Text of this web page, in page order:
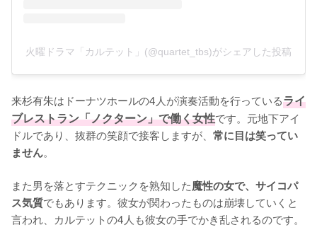
火曜ドラマ「カルテット」(@quartet_tbs)がシェアした投稿
来杉有朱はドーナツホールの4人が演奏活動を行っているライ
ブレストラン「ノクターン」で働く女性です。元地下アイ
ドルであり、抜群の笑顔で接客しますが、 常に目は笑ってい
ません。
また男を落とすテクニックを熟知した魔性の女で、サイコパ
ス気質でもあります。彼女が関わったものは崩壊していくと
言われ、カルテットの4人も彼女の手でかき乱されるのです。